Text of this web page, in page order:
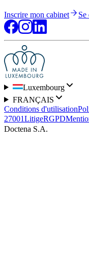
Inscrire mon cabinet Se
Luxembourg
FRANÇAIS
Conditions d'utilisation
27001LitigeRGPD
Doctena S.A.